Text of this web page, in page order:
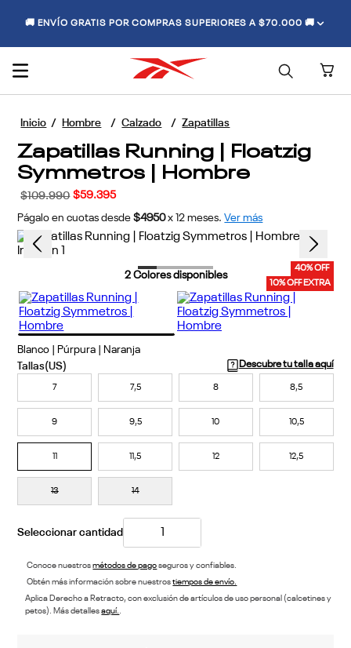
🚚 ENVÍO GRATIS POR COMPRAS SUPERIORES A $70.000 🚚
Hombre Calzado Zapatillas
Zapatillas Running | Floatzig
Symmetros | Hombre
$109.990 $59.395
Págalo en cuotas desde $4950 x 12 meses. Ver más
40% OFF
10% OFF EXTRA
2Colores disponibles
Blanco | Púrpura | Naranja
Descubre tu talla aquí
7 7,5 8 8,5
9 9,5 10 10,5
11 11,5 12 12,5
13 14
Conoce nuestrosmétodos de pagoseguros y confiables.
Obtén más información sobre nuestrostiempos de envío.
Aplica Derecho a Retracto, con exclusión de artículos de uso personal (calcetines y
petos). Más detallesaquí..